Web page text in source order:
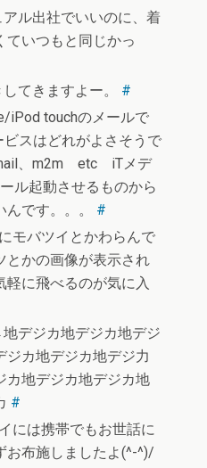
ル出社でいいのに、着
ていつもと同じかっ
てきますよー。 #
iPod touchのメールで
スはどれがよさそうで
、m2m etc iTメデ
ル起動させるものから
です。。。 #
モバツイとかわらんで
とかの画像が表示され
軽に飛べるのが気に入
デジカ地デジカ地デジ
ジカ地デジカ地デジ力
カ地デジカ地デジカ地
#
には携帯でもお世話に
お布施しましたよ(^-^)/